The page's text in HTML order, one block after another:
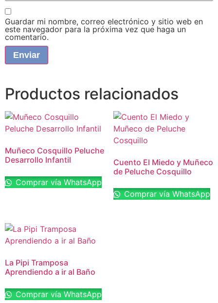
Guardar mi nombre, correo electrónico y sitio web en
este navegador para la próxima vez que haga un
comentario.
Productos relacionados
Muñeco Cosquillo Peluche
Desarrollo Infantil
Comprar vía WhatsApp
Cuento El Miedo y Muñeco
de Peluche Cosquillo
Comprar vía WhatsApp
La Pipi Tramposa
Aprendiendo a ir al Baño
Comprar vía WhatsApp